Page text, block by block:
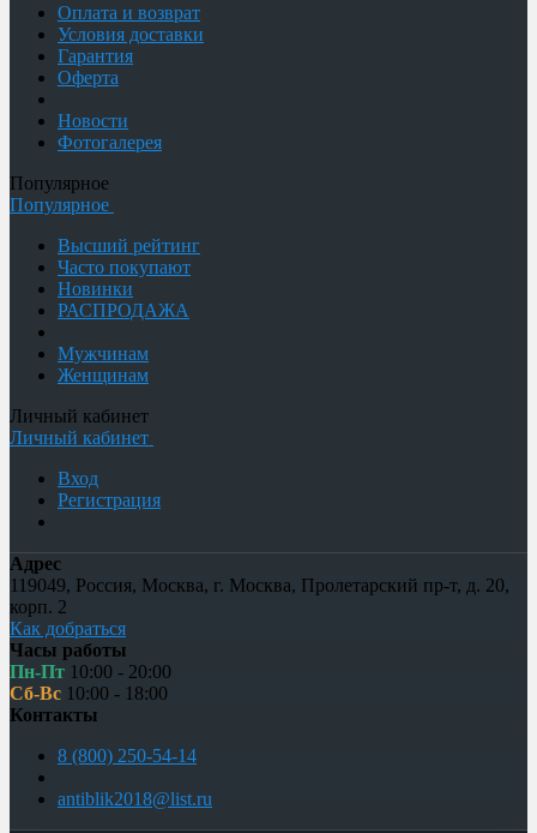
Оплата и возврат
Условия доставки
Гарантия
Оферта
Новости
Фотогалерея
Популярное
Популярное
Высший рейтинг
Часто покупают
Новинки
РАСПРОДАЖА
Мужчинам
Женщинам
Личный кабинет
Личный кабинет
Вход
Регистрация
Адрес
119049, Россия, Москва, г. Москва, Пролетарский пр-т, д. 20,
корп. 2
Как добраться
Часы работы
Пн-Пт 10:00 - 20:00
Сб-Вс 10:00 - 18:00
Контакты
8 (800) 250-54-14
antiblik2018@list.ru